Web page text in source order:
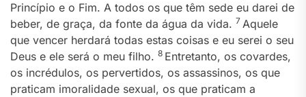
Princípio e o Fim. A todos os que têm sede eu darei de
beber, de graça, da fonte da água da vida. 7 Aquele
que vencer herdará todas estas coisas e eu serei o seu
Deus e ele será o meu filho. 8 Entretanto, os covardes,
os incrédulos, os pervertidos, os assassinos, os que
praticam imoralidade sexual, os que praticam a